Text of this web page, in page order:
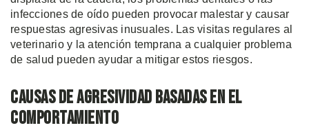
infecciones de oído pueden provocar malestar y causar
respuestas agresivas inusuales. Las visitas regulares al
veterinario y la atención temprana a cualquier problema
de salud pueden ayudar a mitigar estos riesgos.
Causas de Agresividad Basadas en el
Comportamiento